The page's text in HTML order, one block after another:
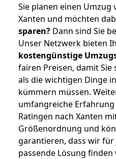
Sie planen einen Umzug
Xanten und möchten
sparen? Dann sind Sie
Unser Netzwerk bieten
kostengünstige
fairen Preisen, damit
als die wichtigen Dinge
kümmern müssen.
umfangreiche
Ratingen nach Xanten
Größenordnung und
garantieren, dass wir für
passende Lösung finden